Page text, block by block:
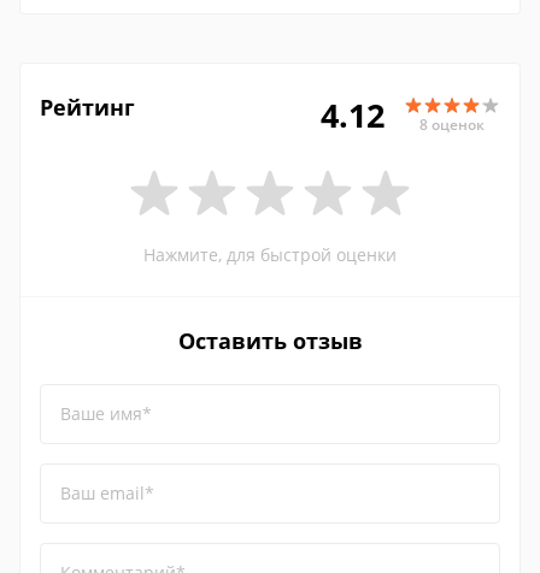
Рейтинг 4.12 8 оценок
Нажмите, для быстрой оценки
Оставить отзыв
Ваше имя*
Ваш email*